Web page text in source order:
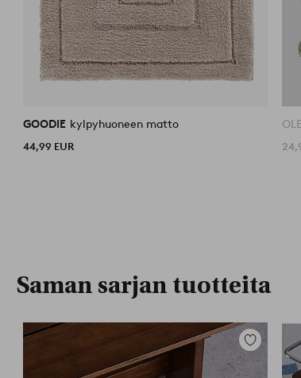
GOODIE kylpyhuoneen matto
44,99 EUR
Saman sarjan tuotteita
Lisää